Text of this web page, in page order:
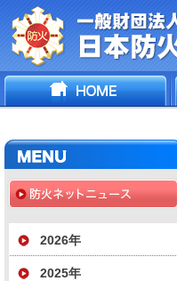
一般財団法
HOME
2026年
2025年